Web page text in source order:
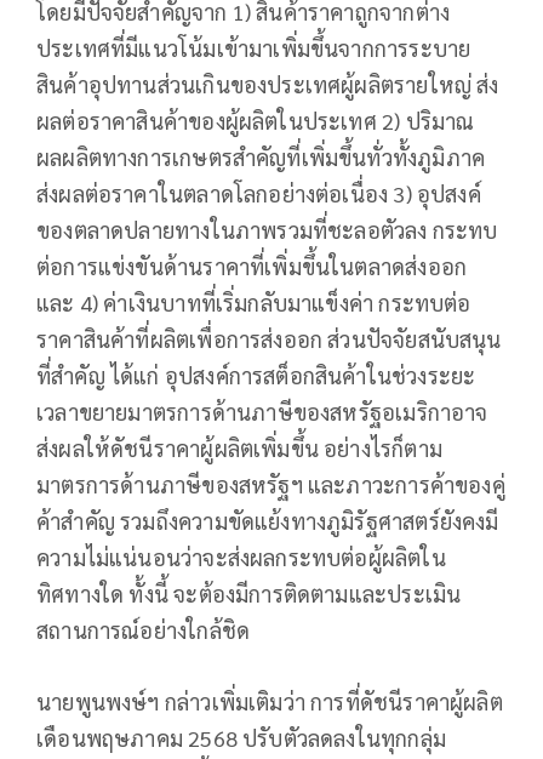
โดยมีปัจจัยสำคัญจาก 1) สินค้าราคาถูกจากต่าง
ประเทศที่มีแนวโน้มเข้ามาเพิ่มขึ้นจากการระบาย
สินค้าอุปทานส่วนเกินของประเทศผู้ผลิตรายใหญ่ ส่ง
ผลต่อราคาสินค้าของผู้ผลิตในประเทศ 2) ปริมาณ
ผลผลิตทางการเกษตรสำคัญที่เพิ่มขึ้นทั่วทั้งภูมิภาค
ส่งผลต่อราคาในตลาดโลกอย่างต่อเนื่อง 3) อุปสงค์
ของตลาดปลายทางในภาพรวมที่ชะลอตัวลง กระทบ
ต่อการแข่งขันด้านราคาที่เพิ่มขึ้นในตลาดส่งออก
และ 4) ค่าเงินบาทที่เริ่มกลับมาแข็งค่า กระทบต่อ
ราคาสินค้าที่ผลิตเพื่อการส่งออก ส่วนปัจจัยสนับสนุน
ที่สำคัญ ได้แก่ อุปสงค์การสต็อกสินค้าในช่วงระยะ
เวลาขยายมาตรการด้านภาษีของสหรัฐอเมริกาอาจ
ส่งผลให้ดัชนีราคาผู้ผลิตเพิ่มขึ้น อย่างไรก็ตาม
มาตรการด้านภาษีของสหรัฐฯ และภาวะการค้าของคู่
ค้าสำคัญ รวมถึงความขัดแย้งทางภูมิรัฐศาสตร์ยังคงมี
ความไม่แน่นอนว่าจะส่งผลกระทบต่อผู้ผลิตใน
ทิศทางใด ทั้งนี้ จะต้องมีการติดตามและประเมิน
สถานการณ์อย่างใกล้ชิด
นายพูนพงษ์ฯ กล่าวเพิ่มเติมว่า การที่ดัชนีราคาผู้ผลิต
เดือนพฤษภาคม 2568 ปรับตัวลดลงในทุกกลุ่ม